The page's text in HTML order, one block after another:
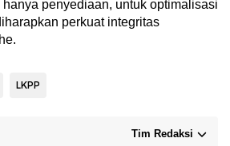
penyediaan, untuk optimalisasi
perkuat integritas
LKPP
Tim Redaksi